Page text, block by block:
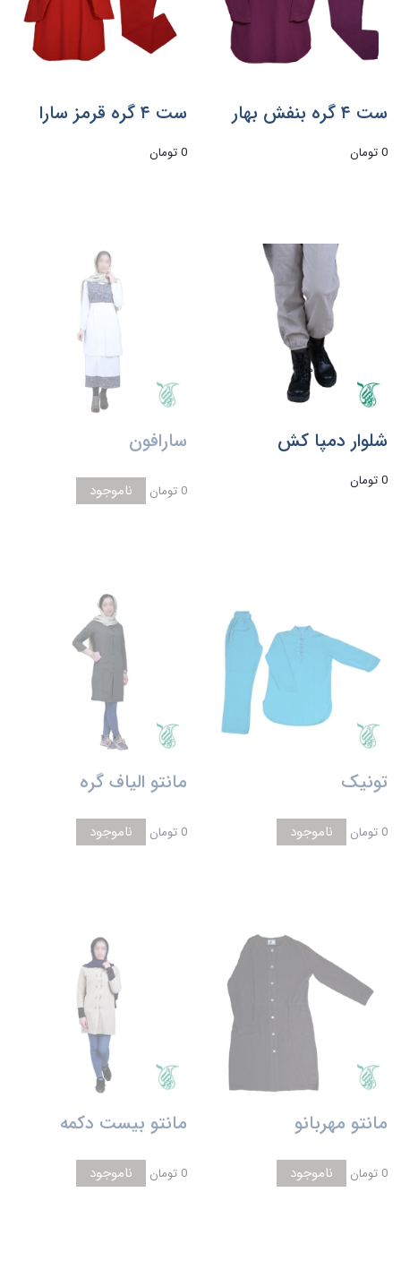
ست ۴ گره بنفش بهار
0 تومان
ست ۴ گره قرمز سارا
0 تومان
شلوار دمپا کش
0 تومان
سارافون
0 تومان ناموجود
تونیک
0 تومان ناموجود
مانتو الیاف گره
0 تومان ناموجود
مانتو مهربانو
0 تومان ناموجود
مانتو بیست دکمه
0 تومان ناموجود